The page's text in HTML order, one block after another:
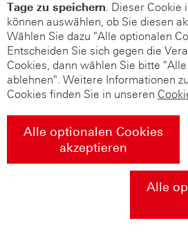
Tage zu speichern. Dieser Cookie
können auswählen, ob Sie diesen
Wählen Sie dazu "Alle optionalen
Entscheiden Sie sich gegen die
Cookies, dann wählen Sie bitte
ablehnen". Weitere Informationen
Cookies finden Sie in unseren
Alle optionalen Cookies
akzeptieren
Alle